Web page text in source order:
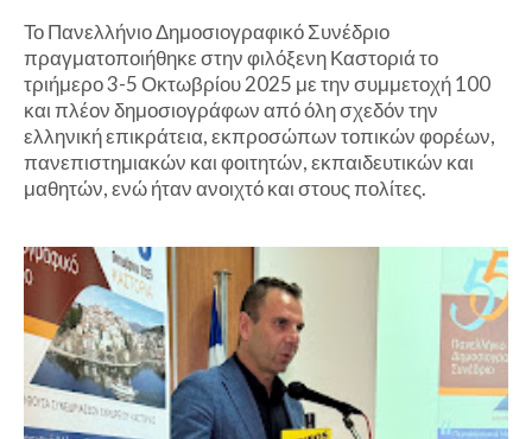
Το Πανελλήνιο Δημοσιογραφικό Συνέδριο
πραγματοποιήθηκε στην φιλόξενη Καστοριά το
τριήμερο 3-5 Οκτωβρίου 2025 με την συμμετοχή 100
και πλέον δημοσιογράφων από όλη σχεδόν την
ελληνική επικράτεια, εκπροσώπων τοπικών φορέων,
πανεπιστημιακών και φοιτητών, εκπαιδευτικών και
μαθητών, ενώ ήταν ανοιχτό και στους πολίτες.